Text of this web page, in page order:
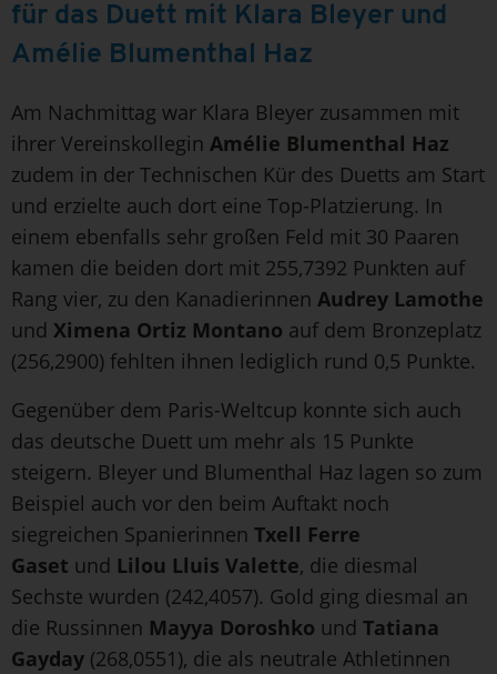
für das Duett mit Klara Bleyer und
Amélie Blumenthal Haz
Am Nachmittag war Klara Bleyer zusammen mit
ihrer Vereinskollegin Amélie Blumenthal Haz
zudem in der Technischen Kür des Duetts am Start
und erzielte auch dort eine Top-Platzierung. In
einem ebenfalls sehr großen Feld mit 30 Paaren
kamen die beiden dort mit 255,7392 Punkten auf
Rang vier, zu den Kanadierinnen Audrey Lamothe
und Ximena Ortiz Montano auf dem Bronzeplatz
(256,2900) fehlten ihnen lediglich rund 0,5 Punkte.
Gegenüber dem Paris-Weltcup konnte sich auch
das deutsche Duett um mehr als 15 Punkte
steigern. Bleyer und Blumenthal Haz lagen so zum
Beispiel auch vor den beim Auftakt noch
siegreichen Spanierinnen Txell Ferre
Gaset und Lilou Lluis Valette, die diesmal
Sechste wurden (242,4057). Gold ging diesmal an
die Russinnen Mayya Doroshko und Tatiana
Gayday (268,0551), die als neutrale Athletinnen